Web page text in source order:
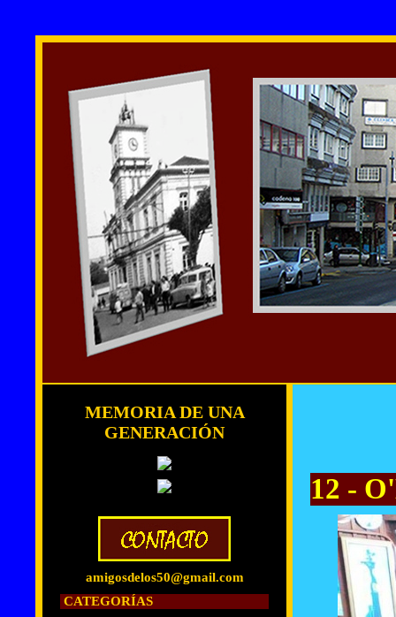
MEMORIA DE UNA
GENERACIÓN
amigosdelos50@gmail.com
CATEGORÍAS
12 -